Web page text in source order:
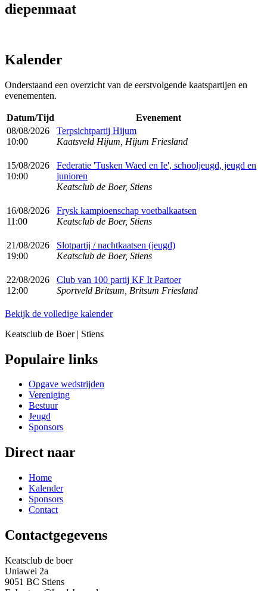
diepenmaat
Kalender
Onderstaand een overzicht van de eerstvolgende kaatspartijen en
evenementen.
Datum/Tijd
Evenement
08/08/2026
10:00
Terpsichtpartij Hijum
Kaatsveld Hijum, Hijum Friesland
15/08/2026
10:00
Federatie 'Tusken Waed en Ie', schooljeugd, jeugd en
junioren
Keatsclub de Boer, Stiens
16/08/2026
11:00
Frysk kampioenschap voetbalkaatsen
Keatsclub de Boer, Stiens
21/08/2026
19:00
Slotpartij / nachtkaatsen (jeugd)
Keatsclub de Boer, Stiens
22/08/2026
12:00
Club van 100 partij KF It Partoer
Sportveld Britsum, Britsum Friesland
Bekijk de volledige kalender
Keatsclub de Boer | Stiens
Populaire links
Opgave wedstrijden
Vereniging
Bestuur
Jeugd
Sponsors
Direct naar
Home
Kalender
Sponsors
Contact
Contactgegevens
Keatsclub de boer
Uniawei 2a
9051 BC Stiens